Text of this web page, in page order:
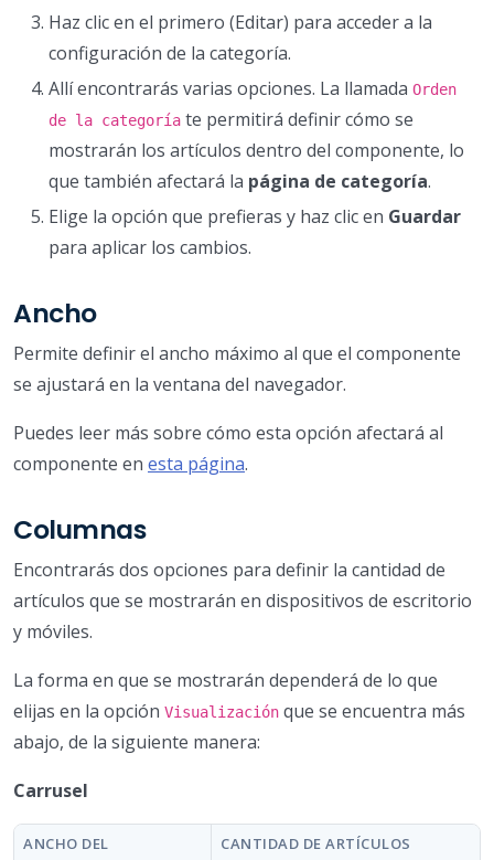
Haz clic en el primero (Editar) para acceder a la
configuración de la categoría.
Allí encontrarás varias opciones. La llamada Orden
de la categoría te permitirá definir cómo se
mostrarán los artículos dentro del componente, lo
que también afectará la página de categoría.
Elige la opción que prefieras y haz clic en Guardar
para aplicar los cambios.
Ancho
Permite definir el ancho máximo al que el componente
se ajustará en la ventana del navegador.
Puedes leer más sobre cómo esta opción afectará al
componente en esta página.
Columnas
Encontrarás dos opciones para definir la cantidad de
artículos que se mostrarán en dispositivos de escritorio
y móviles.
La forma en que se mostrarán dependerá de lo que
elijas en la opción Visualización que se encuentra más
abajo, de la siguiente manera:
Carrusel
ANCHO DEL
CANTIDAD DE ARTÍCULOS